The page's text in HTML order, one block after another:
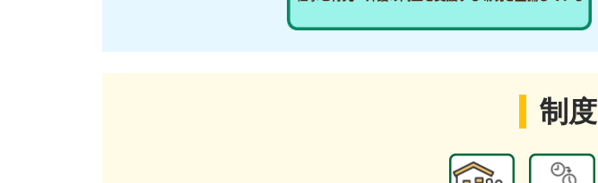
制度